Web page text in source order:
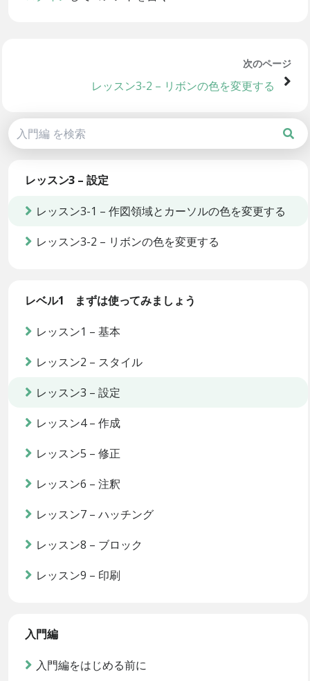
次のページ
レッスン3-2 – リボンの色を変更する
レッスン3 – 設定
レッスン3-1 – 作図領域とカーソルの色を変更する
レッスン3-2 – リボンの色を変更する
レベル1 まずは使ってみましょう
レッスン1 – 基本
レッスン2 – スタイル
レッスン3 – 設定
レッスン4 – 作成
レッスン5 – 修正
レッスン6 – 注釈
レッスン7 – ハッチング
レッスン8 – ブロック
レッスン9 – 印刷
入門編
入門編をはじめる前に